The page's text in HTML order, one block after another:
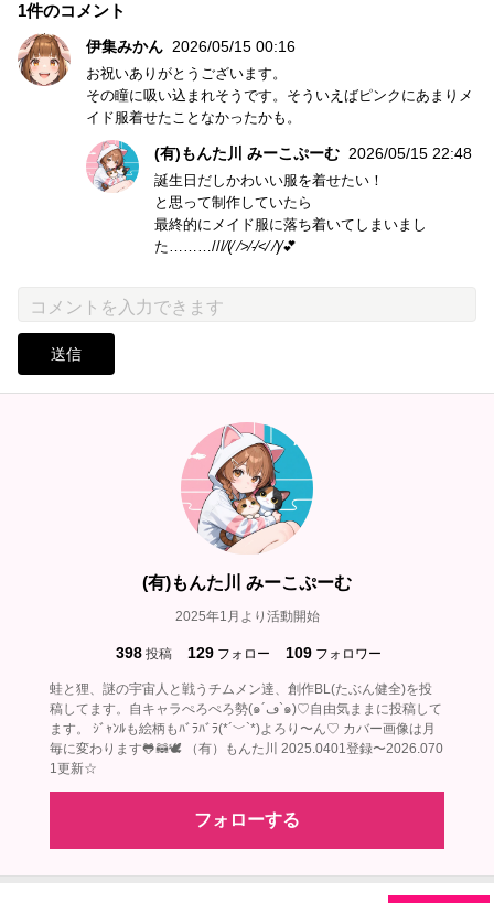
1件のコメント
伊集みかん 2026/05/15 00:16
お祝いありがとうございます。
その瞳に吸い込まれそうです。そういえばピンクにあまりメ
イド服着せたことなかったかも。
(有)もんた川 みーこぷーむ 2026/05/15 22:48
誕生日だしかわいい服を着せたい！
と思って制作していたら
最終的にメイド服に落ち着いてしまいまし
た………///⁄(⁄ ⁄>⁄-⁄<⁄ ⁄)⁄‪💕︎︎
送信
(有)もんた川 みーこぷーむ
2025年1月より活動開始
398 投稿 129 フォロー 109 フォロワー
蛙と狸、謎の宇宙人と戦うチムメン達、創作BL(たぶん健全)を投
稿してます。自キャラぺろぺろ勢(๑´ڡ`๑)♡自由気ままに投稿して
ます。 ｼﾞｬﾝﾙも絵柄もﾊﾞﾗﾊﾞﾗ(*´﹀`*)よろり〜ん♡ カバー画像は月
毎に変わります🐸🦝🕊‎ （有）もんた川 2025.0401登録〜2026.070
1更新☆
フォローする